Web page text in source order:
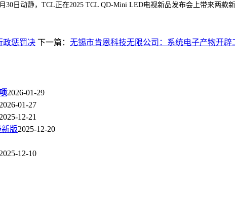
30日动静，TCL正在2025 TCL QD-Mini LED电视新品发布会上带来两
政惩罚决 下一篇： 无锡市肯恩科技无限公司：系统电子产物开辟
2026-01-29
2026-01-27
2025-12-21
版2025-12-20
2025-12-10